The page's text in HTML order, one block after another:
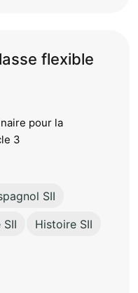
flexible
pour la
3
SII
Histoire SII